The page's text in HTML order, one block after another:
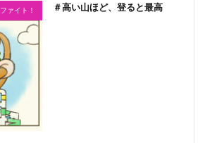
ファイト！ ＃高い山ほど、登ると最高